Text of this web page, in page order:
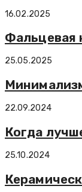
16.02.2025
Фальцевая
25.05.2025
22.09.2024
Когда
25.10.2024